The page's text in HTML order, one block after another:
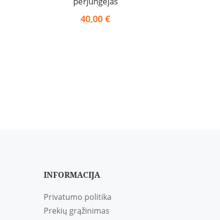
40,00€
INFORMACIJA
Privatumo politika
Prekių grąžinimas